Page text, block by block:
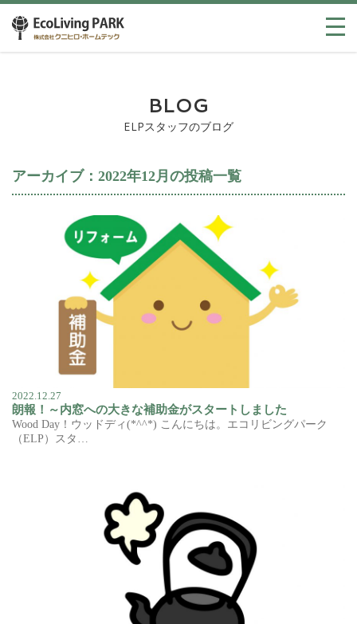
BLOG
ELPスタッフのブログ
アーカイブ：2022年12月の投稿一覧
2022.12.27
朗報！～内窓への大きな補助金がスタートしました
Wood Day！ウッドディ(*^^*) こんにちは。エコリビングパーク
（ELP）スタ…